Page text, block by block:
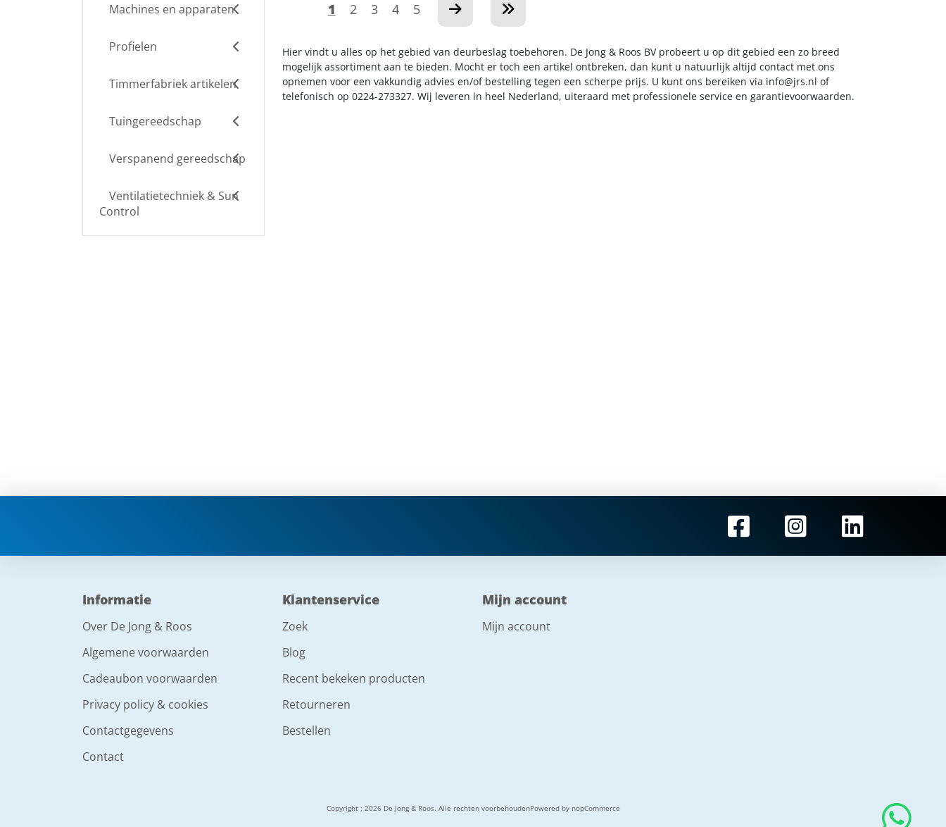
Machines en apparaten
Profielen
Timmerfabriek artikelen
Tuingereedschap
Verspanend gereedschap
Ventilatietechniek & Sun
Control
1 2 3 4 5
Hier vindt u alles op het gebied van deurbeslag toebehoren. De Jong & Roos BV probeert u op dit gebied een zo breed
mogelijk assortiment aan te bieden. Mocht er toch een artikel ontbreken, dan kunt u natuurlijk altijd contact met ons
opnemen voor een vakkundig advies en/of bestelling tegen een scherpe prijs. U kunt ons bereiken via info@jrs.nl of
telefonisch op 0224-273327. Wij leveren in heel Nederland, uiteraard met professionele service en garantievoorwaarden.
Informatie
Over De Jong & Roos
Algemene voorwaarden
Cadeaubon voorwaarden
Privacy policy & cookies
Contactgegevens
Contact
Klantenservice
Zoek
Blog
Recent bekeken producten
Retourneren
Bestellen
Mijn account
Mijn account
Copyright ; 2026 De Jong & Roos. Alle rechten voorbehoudenPowered by nopCommerce